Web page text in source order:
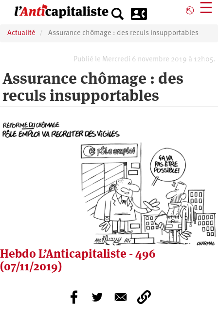
principal
⎋ ☰
Actualité Assurance chômage : des reculs insupportables
Publié le Mercredi 6 novembre 2019 à 12h05.
Assurance chômage : des
reculs insupportables
Hebdo L’Anticapitaliste - 496
(07/11/2019)